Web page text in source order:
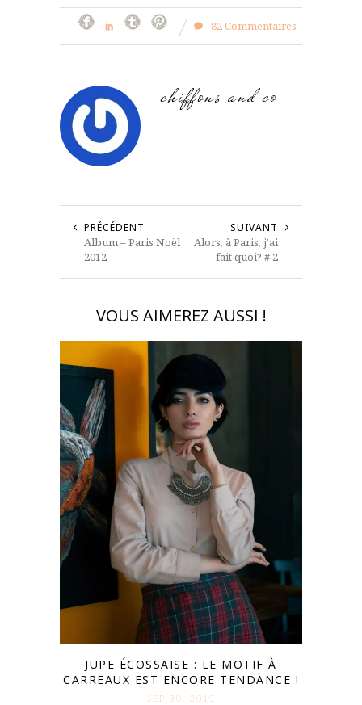
82 Commentaires
chiffons and co
PRÉCÉDENT
Album – Paris Noël
2012
SUIVANT
Alors, à Paris, j’ai
fait quoi? # 2
VOUS AIMEREZ AUSSI !
JUPE ÉCOSSAISE : LE MOTIF À
CARREAUX EST ENCORE TENDANCE !
SEP 30. 2019